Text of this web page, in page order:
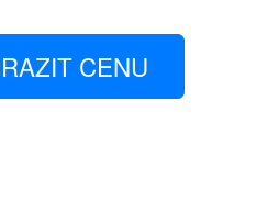
CENU